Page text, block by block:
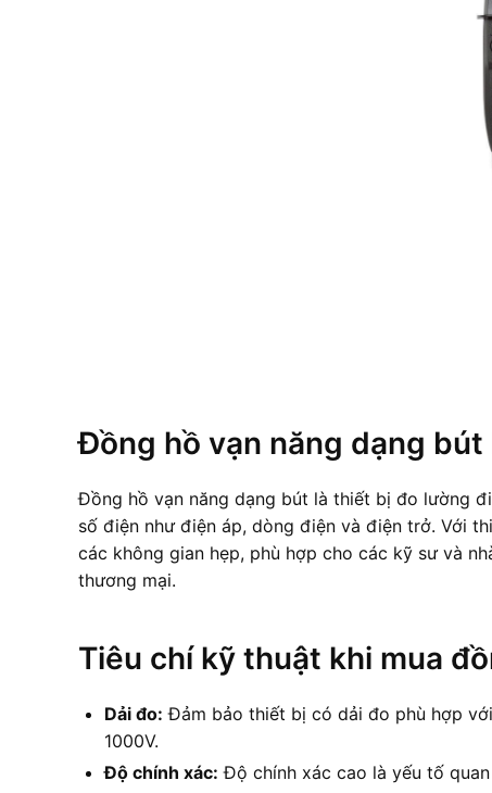
Đồng hồ vạn năng dạng bút
Đồng hồ vạn năng dạng bút là thiết bị đo lường
số điện như điện áp, dòng điện và điện trở. Với
các không gian hẹp, phù hợp cho các kỹ sư và
thương mại.
Tiêu chí kỹ thuật khi mua
Dải đo: Đảm bảo thiết bị có dải đo phù hợp
1000V.
Độ chính xác: Độ chính xác cao là yếu tố